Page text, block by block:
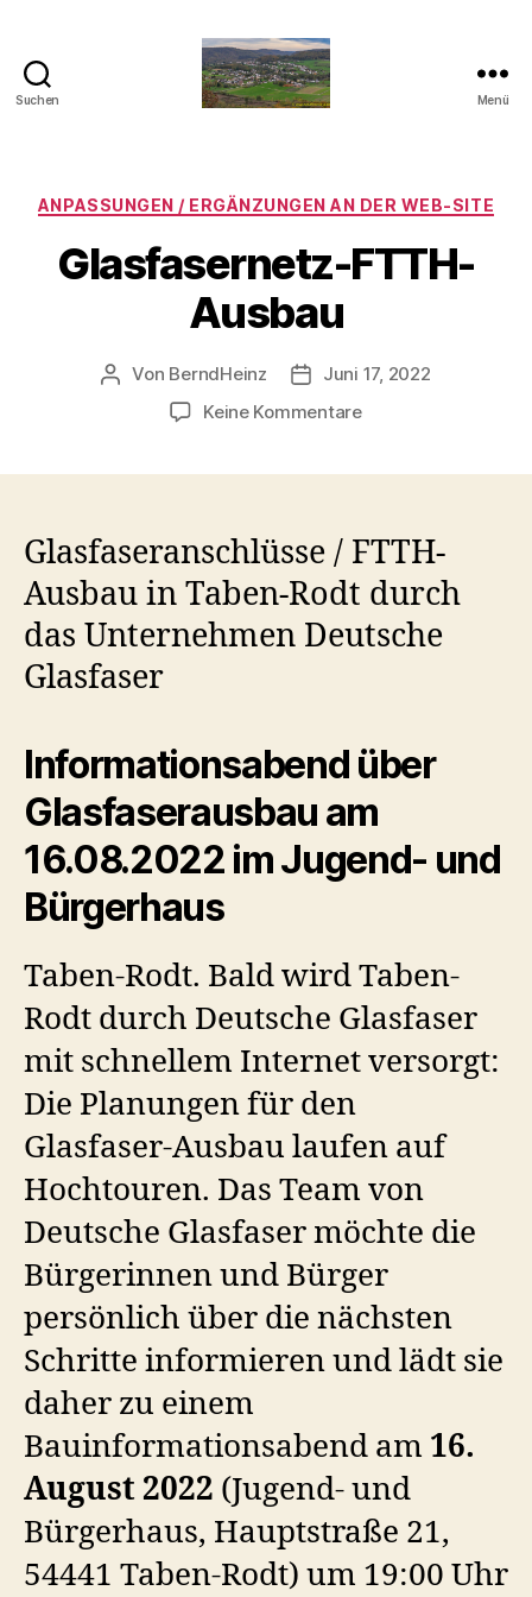
Suchen Menü
Kategorien
ANPASSUNGEN / ERGÄNZUNGEN AN DER WEB-SITE
Glasfasernetz-FTTH-
Ausbau
Beitragsautor
Von BerndHeinz Veröffentlichungsdatum
Juni 17, 2022
Keine Kommentarezu
Glasfaseranschlüsse / FTTH-
Ausbau in Taben-Rodt durch
das Unternehmen Deutsche
Glasfaser
Informationsabend über
Glasfaserausbau am
16.08.2022 im Jugend- und
Bürgerhaus
Taben-Rodt. Bald wird Taben-
Rodt durch Deutsche Glasfaser
mit schnellem Internet versorgt:
Die Planungen für den
Glasfaser-Ausbau laufen auf
Hochtouren. Das Team von
Deutsche Glasfaser möchte die
Bürgerinnen und Bürger
persönlich über die nächsten
Schritte informieren und lädt sie
daher zu einem
Bauinformationsabend am 16.
August 2022 (Jugend- und
Bürgerhaus, Hauptstraße 21,
54441 Taben-Rodt) um 19:00 Uhr